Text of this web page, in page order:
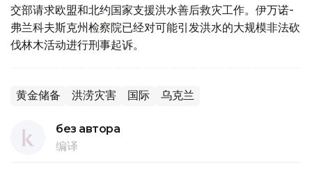
交部请求欧盟和北约国家支援洪水善后救灾工作。伊万诺-
弗兰科夫斯克州检察院已经对可能引发洪水的大规模非法砍
伐林木活动进行刑事起诉。
黄金储备 洪涝灾害 国际 乌克兰
без автора
编译